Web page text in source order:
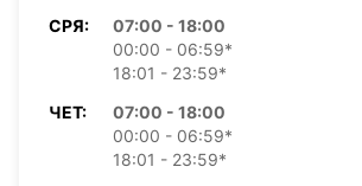
СРЯ:
07:00 - 18:00
00:00 - 06:59*
18:01 - 23:59*
ЧЕТ:
07:00 - 18:00
00:00 - 06:59*
18:01 - 23:59*